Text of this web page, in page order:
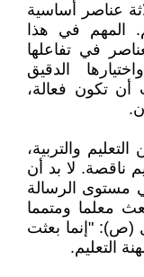
عناصر أساسية
المهم في هذا
في تفاعلها
الدقيق
أن تكون فعالة،
والتربية،
ناقصة. لا بد أن
مستوى الرسالة
معلما ومتمما
(ص): "إنما بعثت
التعليم.